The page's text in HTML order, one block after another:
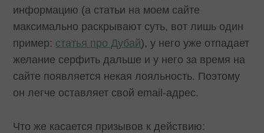
информацию (а статьи на моем сайте
максимально раскрывают суть, вот лишь один
пример: статья про Дубай), у него уже отпадает
желание серфить дальше и у него за время на
сайте появляется некая лояльность. Поэтому
он легче оставляет свой email-адрес.
Что же касается призывов к действию: